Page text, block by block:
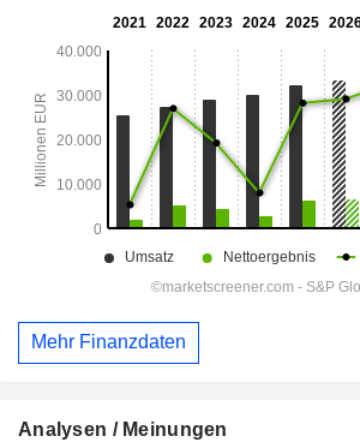
Mehr Finanzdaten
Analysen / Meinungen